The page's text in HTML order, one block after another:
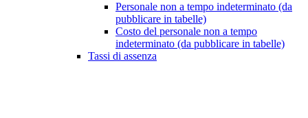
Personale non a tempo indeterminato (da
pubblicare in tabelle)
Costo del personale non a tempo
indeterminato (da pubblicare in tabelle)
Tassi di assenza